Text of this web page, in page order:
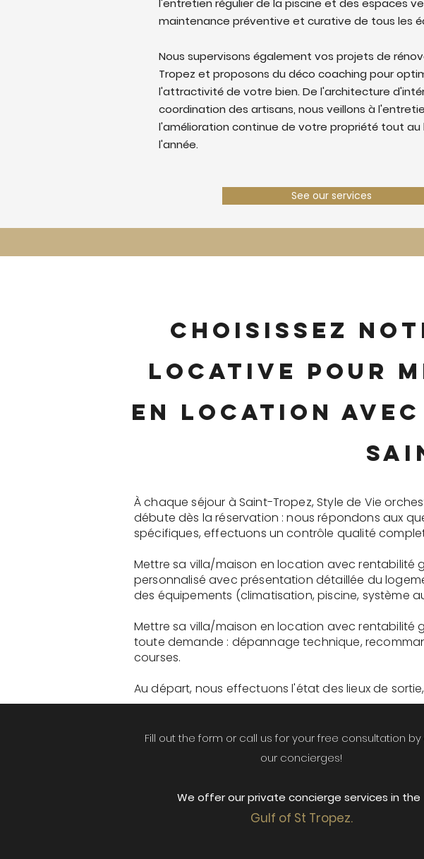
l'entretien régulier de la piscine et des espaces
maintenance préventive et curative de tous les
Nous supervisons également vos projets de
Tropez et proposons du déco coaching pour
l'attractivité de votre bien. De l'architecture
coordination des artisans, nous veillons à
l'amélioration continue de votre propriété tout au
l'année.
See our services
Choisissez
locative pour
en location
À chaque séjour à Saint-Tropez, Style de Vie
débute dès la réservation : nous répondons aux
spécifiques, effectuons un contrôle qualité
Mettre sa villa/maison en location avec rentabilité
personnalisé avec présentation détaillée du
des équipements (climatisation, piscine, système
Mettre sa villa/maison en location avec rentabilité
toute demande : dépannage technique,
courses.
Au départ, nous effectuons l'état des lieux de
Fill out the form or call us for your free consultation
our concierges!
We offer our private concierge services in the
Gulf of St Tropez.